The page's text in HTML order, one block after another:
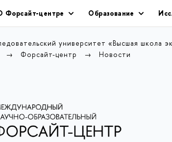
Форсайт-центре Образование
университет «Высшая школа
Форсайт-центр Новости